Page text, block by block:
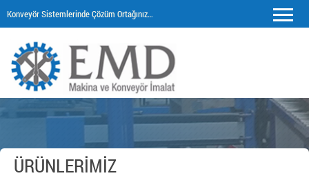
Konveyör Sistemlerinde Çözüm Ortağınız…
ÜRÜNLERİMİZ